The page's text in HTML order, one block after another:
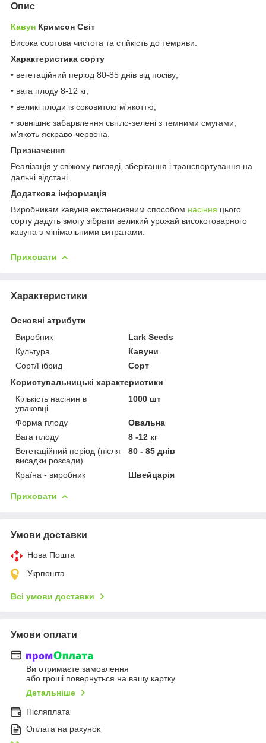
Опис
Кавун Кримсон Світ
Висока сортова чистота та стійкість до темряви.
Характеристика сорту
• вегетаційний період 80-85 днів від посіву;
• вага плоду 8-12 кг;
• великі плоди із соковитою м'якоттю;
• зовнішнє забарвлення світло-зелені з темними смугами,
м'якоть яскраво-червона.
Призначення
Реалізація у свіжому вигляді, зберігання і транспортування на
дальні відстані.
Додаткова інформація
Виробникам кавунів екстенсивним способом насіння цього
сорту дадуть змогу зібрати великий урожай високотоварного
кавуна з мінімальними витратами.
Приховати
Характеристики
Основні атрибути
Виробник
Lark Seeds
Культура
Кавуни
Сорт/Гібрид
Сорт
Користувальницькі характеристики
Кількість насінин в
упаковці
1000 шт
Форма плоду
Овальна
Вага плоду
8 -12 кг
Вегетаційний період (після
висадки розсади)
80 - 85 днів
Країна - виробник Швейцарія
Приховати
Умови доставки
Нова Пошта
Укрпошта
Всі умови доставки
Умови оплати
Ви отримаєте замовлення
або гроші повернуться на вашу картку
Детальніше
Післяплата
Оплата на рахунок